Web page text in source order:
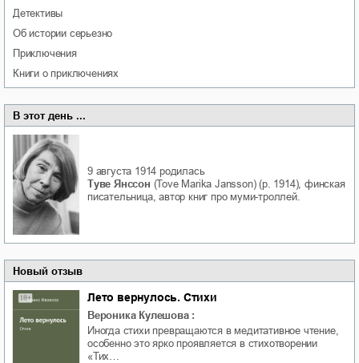
детективы
об истории серьезно
приключения
книги о приключениях
В этот день ...
9 августа 1914 родилась
Туве Янссон (Tove Marika Jansson) (р. 1914), финская
писательница, автор книг про муми-троллей.
Новый отзыв
Лето вернулось. Стихи
Вероника Кулешова :
Иногда стихи превращаются в медитативное чтение,
особенно это ярко проявляется в стихотворении
«Тих…